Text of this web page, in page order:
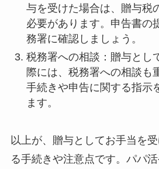
与を受けた場合は、贈与税
必要があります。申告書の
務署に確認しましょう。
税務署への相談：贈与とし
際には、税務署への相談も
手続きや申告に関する指示
ます。
以上が、贈与としてお手当を
る手続きや注意点です。パパ